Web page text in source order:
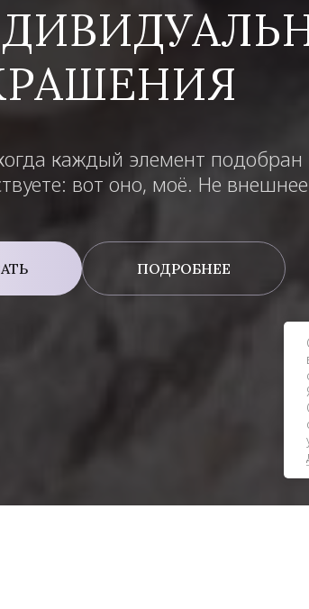
каждый элемент подобран
вот оно, моё. Не
ПОДРОБНЕЕ